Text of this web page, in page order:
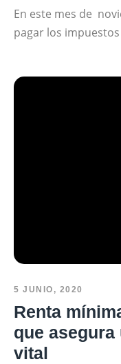
En este mes de
pagar los
5 JUNIO, 2020
Renta
que
vital